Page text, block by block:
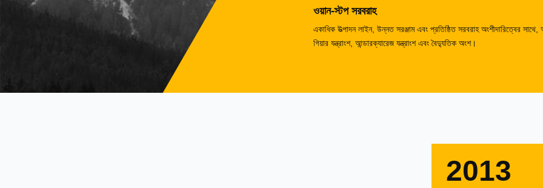
ওয়ান-স্টপ সরবরাহ
একাধিক উত্পাদন লাইন, উন্নত সরঞ্জাম এবং প্রতিষ্ঠিত সরবরাহ অংশীদারিত্বের
গিয়ার যন্ত্রাংশ, আন্ডারক্যারেজ যন্ত্রাংশ এবং বৈদ্যুতিক অংশ।
2013